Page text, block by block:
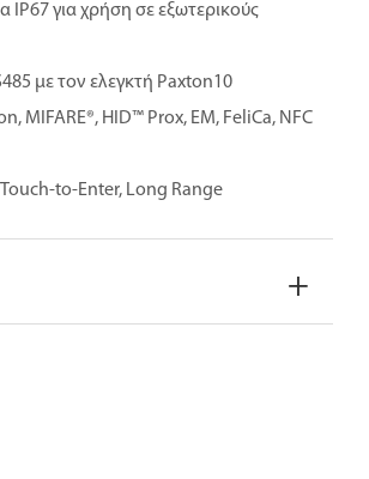
IP67 για χρήση σε εξωτερικούς
με τον ελεγκτή Paxton10
MIFARE®, HID™ Prox, EM, FeliCa, NFC
Touch-to-Enter, Long Range